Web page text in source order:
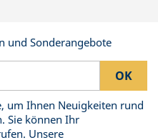
und Sonderangebote
um Ihnen Neuigkeiten rund
Sie können Ihr
Unsere